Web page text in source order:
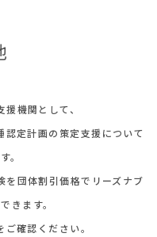
機関として、
定計画の策定支援について
。
を団体割引価格でリーズナブ
きます。
確認ください。